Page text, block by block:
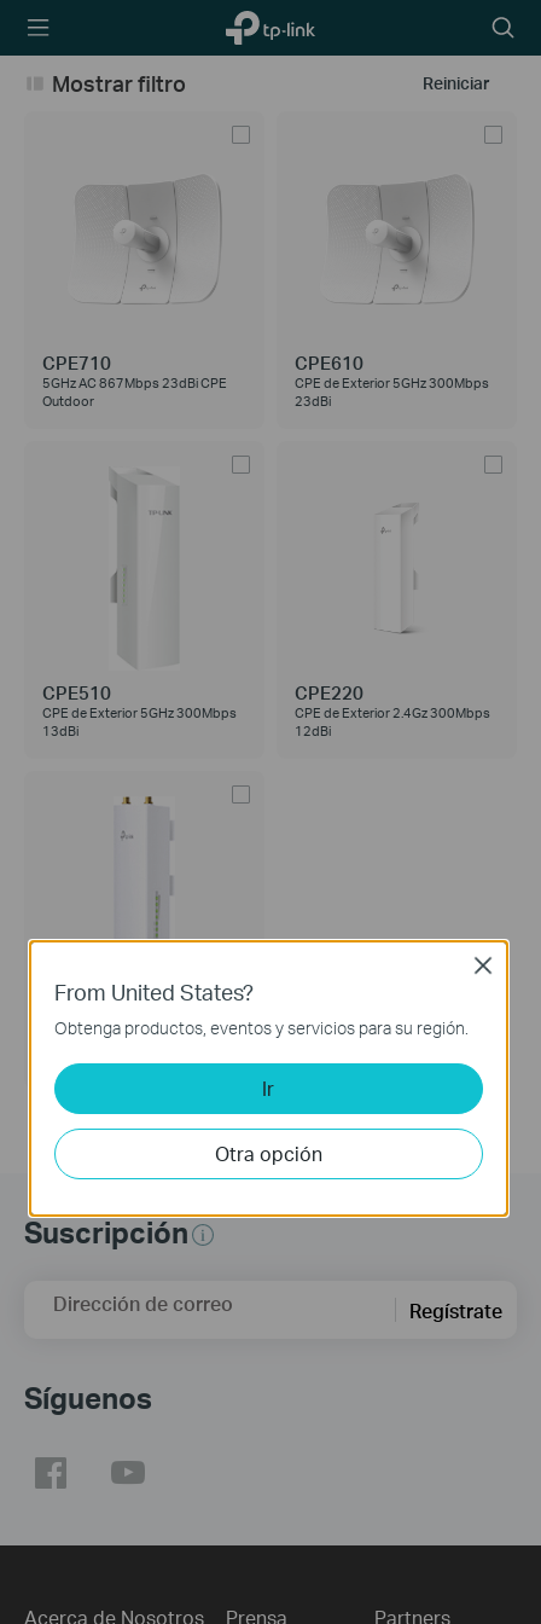
TP-Link,
Reliably
icon
Reiniciar
Mostrar filtro
CPE710
5GHz AC 867Mbps 23dBi CPE
Outdoor
CPE610
CPE de Exterior 5GHz 300Mbps
23dBi
CPE510
CPE de Exterior 5GHz 300Mbps
13dBi
CPE220
CPE de Exterior 2.4Gz 300Mbps
12dBi
WBS210
Estación Base Inalámbrica de
Exterior a 300Mbps en 2,4GHz
Suscripción
Dirección de correo Regístrate
Síguenos
Acerca de Nosotros Prensa Partners
From United States?
Obtenga productos, eventos y servicios para su región.
Ir
Otra opción
Close